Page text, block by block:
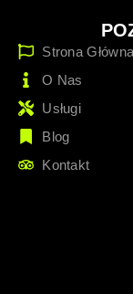
Strona Główna
O Nas
Usługi
Blog
Kontakt